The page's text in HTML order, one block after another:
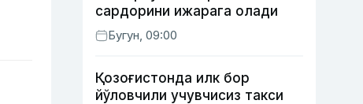
сардорини ижарага олади
Бугун, 09:00
Қозоғистонда илк бор
йўловчили учувчисиз такси